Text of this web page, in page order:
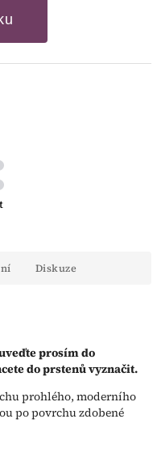
Diskuze
prosím do
do prstenů vyznačit.
prohlého, moderního
po povrchu zdobené